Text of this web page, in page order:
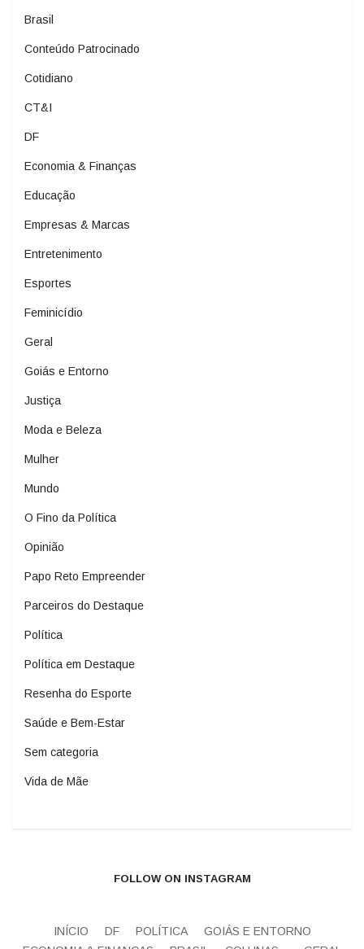
Brasil
Conteúdo Patrocinado
Cotidiano
CT&I
DF
Economia & Finanças
Educação
Empresas & Marcas
Entretenimento
Esportes
Feminicídio
Geral
Goiás e Entorno
Justiça
Moda e Beleza
Mulher
Mundo
O Fino da Política
Opinião
Papo Reto Empreender
Parceiros do Destaque
Política
Política em Destaque
Resenha do Esporte
Saúde e Bem-Estar
Sem categoria
Vida de Mãe
FOLLOW ON INSTAGRAM
INÍCIO DF POLÍTICA
GOIÁS E ENTORNO